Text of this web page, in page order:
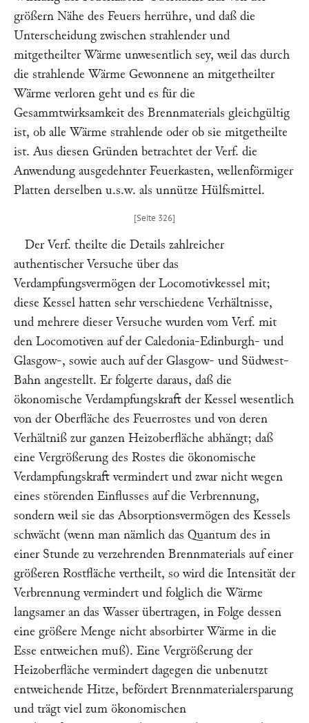
größern Nähe des Feuers herrühre, und daß die
Unterscheidung zwischen strahlender und
mitgetheilter Wärme unwesentlich sey, weil das durch
die strahlende Wärme Gewonnene an mitgetheilter
Wärme verloren geht und es für die
Gesammtwirksamkeit des Brennmaterials gleichgültig
ist, ob alle Wärme strahlende oder ob sie mitgetheilte
ist. Aus diesen Gründen betrachtet der Verf. die
Anwendung ausgedehnter Feuerkasten, wellenförmiger
Platten derselben u.s.w. als unnütze Hülfsmittel.
Der Verf. theilte die Details zahlreicher
authentischer Versuche über das
Verdampfungsvermögen der Locomotivkessel mit;
diese Kessel hatten sehr verschiedene Verhältnisse,
und mehrere dieser Versuche wurden vom Verf. mit
den Locomotiven auf der Caledonia-Edinburgh- und
Glasgow-, sowie auch auf der Glasgow- und Südwest-
Bahn angestellt. Er folgerte daraus, daß die
ökonomische Verdampfungskraft der Kessel wesentlich
von der Oberfläche des Feuerrostes und von deren
Verhältniß zur ganzen Heizoberfläche abhängt; daß
eine Vergrößerung des Rostes die ökonomische
Verdampfungskraft vermindert und zwar nicht wegen
eines störenden Einflusses auf die Verbrennung,
sondern weil sie das Absorptionsvermögen des Kessels
schwächt (wenn man nämlich das Quantum des in
einer Stunde zu verzehrenden Brennmaterials auf einer
größeren Rostfläche vertheilt, so wird die Intensität der
Verbrennung vermindert und folglich die Wärme
langsamer an das Wasser übertragen, in Folge dessen
eine größere Menge nicht absorbirter Wärme in die
Esse entweichen muß). Eine Vergrößerung der
Heizoberfläche vermindert dagegen die unbenutzt
entweichende Hitze, befördert Brennmaterialersparung
und trägt viel zum ökonomischen